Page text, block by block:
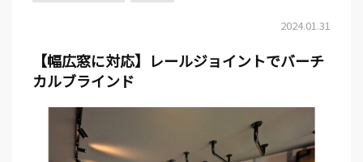
2024.01.31
【幅広窓に対応】レールジョイントでバーチ
カルブラインド